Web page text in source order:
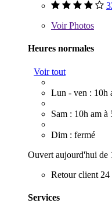
VoirPhotos
Heures normales
Voir tout
Lun - ven : 10h
Sam : 10h am à
Dim : fermé
Ouvert aujourd'hui de
Retour client 24
Services